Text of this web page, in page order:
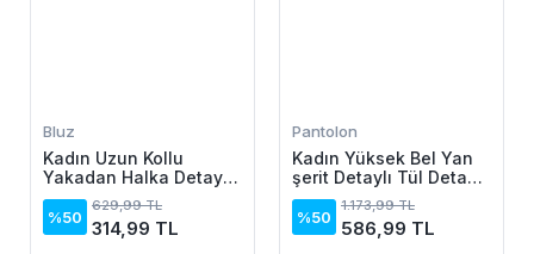
Bluz
Kadın Uzun Kollu
Yakadan Halka Detaylı
Viskon Bluz
%50
629,99 TL
314,99 TL
Pantolon
Kadın Yüksek Bel Yan
şerit Detaylı Tül Detaylı
Dalgıç Pantolon
%50
1.173,99 TL
586,99 TL